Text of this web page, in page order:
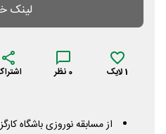
لینک
1لایک 0 نظر
از مسابقه نوروزی باشگاه